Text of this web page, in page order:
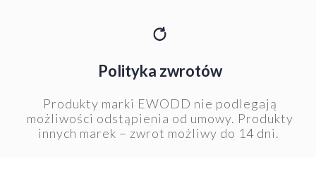
Polityka zwrotów
Produkty marki EWODD nie podlegają
możliwości odstąpienia od umowy. Produkty
innych marek – zwrot możliwy do 14 dni.